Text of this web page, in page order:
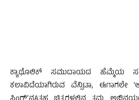
ಕ್ಯಾಥೊಲಿಕ್ ಸಮುದಾಯದ ಹೆಮ್ಮೆಯ
ಕಲಾವಿದೆಯಾಗಿರುವ ವೆನ್ಸಿಟಾ, ಈಗಾಗಲೇ